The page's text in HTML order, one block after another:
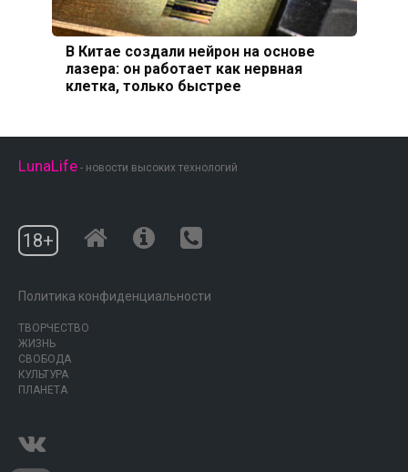
В Китае создали нейрон на основе
лазера: он работает как нервная
клетка, только быстрее
LunaLife - новости высоких технологий
18+
Политика конфиденциальности
ТВОРЧЕСТВО
ЖИЗНЬ
СВОБОДА
КУЛЬТУРА
ПЛАНЕТА